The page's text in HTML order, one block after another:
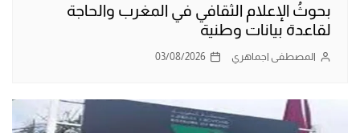
بحوثُ الإعلام الثقافي في المغرب والحاجة
لقاعدة بيانات وطنية
المصطفى اجماهري 03/08/2026